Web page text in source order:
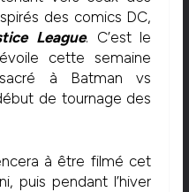
des comics DC,
League. C’est le
cette semaine
à Batman vs
de tournage des
à être filmé cet
puis pendant l’hiver